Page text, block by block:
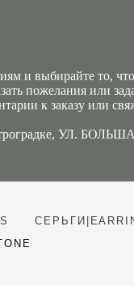
и выбирайте то, что
пожелания или
к заказу или
УЛ.